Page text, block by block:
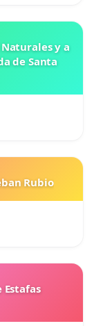
y a
de Santa
Rubio
Estafas